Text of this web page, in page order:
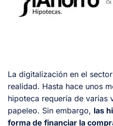
La digitalización en el
realidad. Hasta hace unos
hipoteca requería de varias
papeleo. Sin embargo, las
forma de financiar la